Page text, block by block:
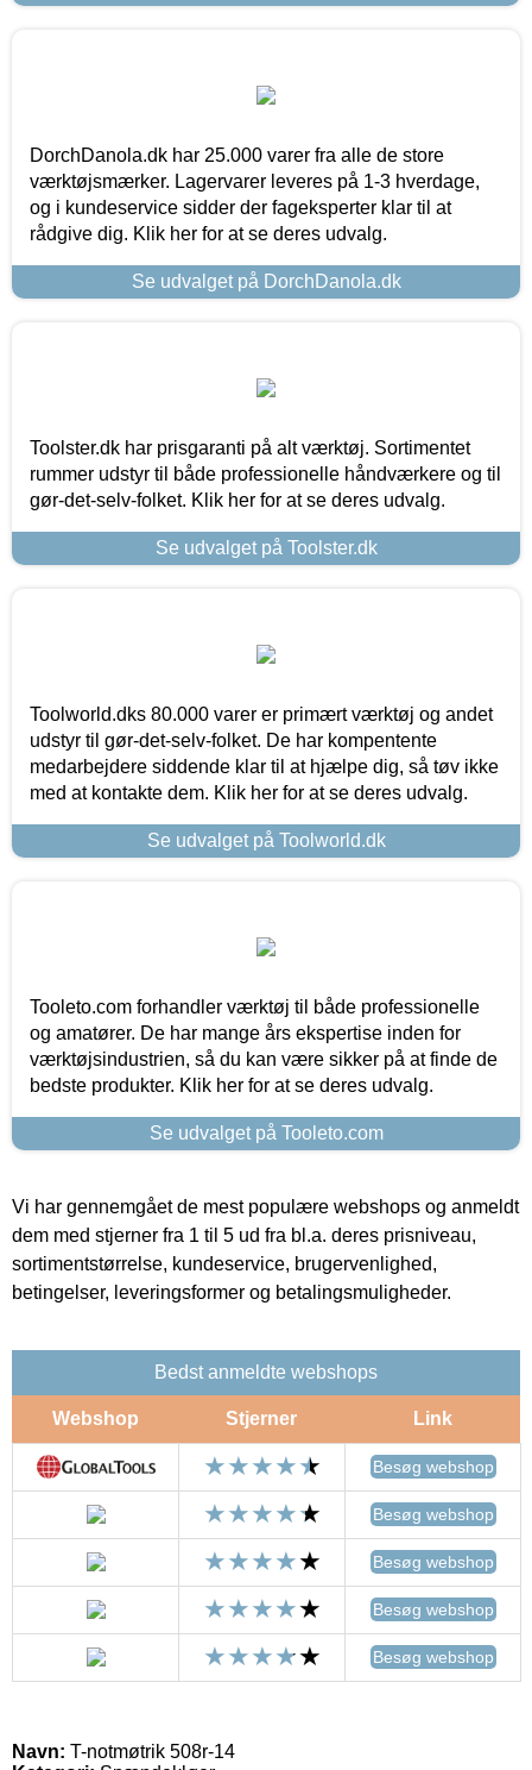
DorchDanola.dk har 25.000 varer fra alle de store
værktøjsmærker. Lagervarer leveres på 1-3 hverdage,
og i kundeservice sidder der fageksperter klar til at
rådgive dig. Klik her for at se deres udvalg.
Se udvalget på DorchDanola.dk
Toolster.dk har prisgaranti på alt værktøj. Sortimentet
rummer udstyr til både professionelle håndværkere og til
gør-det-selv-folket. Klik her for at se deres udvalg.
Se udvalget på Toolster.dk
Toolworld.dks 80.000 varer er primært værktøj og andet
udstyr til gør-det-selv-folket. De har kompentente
medarbejdere siddende klar til at hjælpe dig, så tøv ikke
med at kontakte dem. Klik her for at se deres udvalg.
Se udvalget på Toolworld.dk
Tooleto.com forhandler værktøj til både professionelle
og amatører. De har mange års ekspertise inden for
værktøjsindustrien, så du kan være sikker på at finde de
bedste produkter. Klik her for at se deres udvalg.
Se udvalget på Tooleto.com
Vi har gennemgået de mest populære webshops og anmeldt
dem med stjerner fra 1 til 5 ud fra bl.a. deres prisniveau,
sortimentstørrelse, kundeservice, brugervenlighed,
betingelser, leveringsformer og betalingsmuligheder.
Bedst anmeldte webshops
Webshop Stjerner Link
Besøg webshop
Besøg webshop
Besøg webshop
Besøg webshop
Besøg webshop
Navn: T-notmøtrik 508r-14